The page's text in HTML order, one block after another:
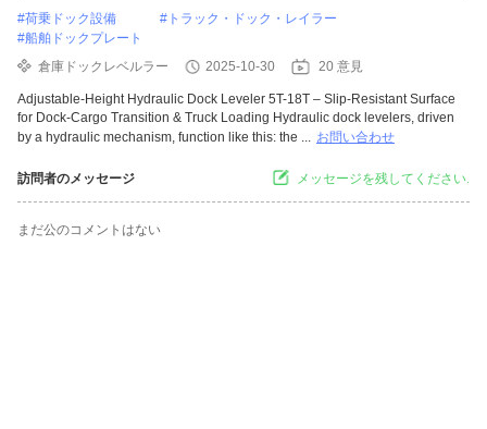
#荷乗ドック設備 # トラック・ドック・レイラー
#船舶ドックプレート
倉庫ドックレベルラー
2025-10-30 20 意見
Adjustable-Height Hydraulic Dock Leveler 5T-18T – Slip-Resistant Surface
for Dock-Cargo Transition & Truck Loading Hydraulic dock levelers, driven
by a hydraulic mechanism, function like this: the ... お問い合わせ
訪問者のメッセージ メッセージを残してください.
まだ公のコメントはない